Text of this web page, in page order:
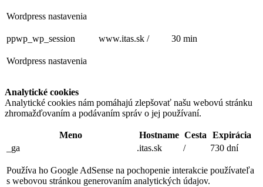
Wordpress nastavenia
ppwp_wp_session www.itas.sk / 30 min
Wordpress nastavenia
Analytické cookies
Analytické cookies nám pomáhajú zlepšovať našu webovú stránku
zhromažďovaním a podávaním správ o jej používaní.
Meno Hostname Cesta
Expirácia
_ga
.itas.sk / 730 dní
Používa ho Google AdSense na pochopenie interakcie používateľa
s webovou stránkou generovaním analytických údajov.